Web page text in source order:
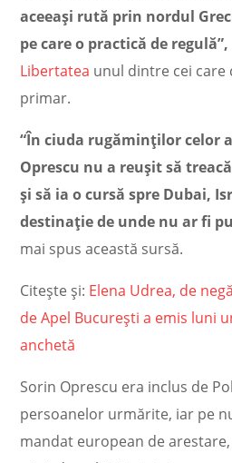
aceeași rută prin nordul
pe care o practică de regulă”,
Libertatea unul dintre cei care
primar.
“În ciuda rugăminților celor
Oprescu nu a reușit să
și să ia o cursă spre Dubai,
destinație de unde nu ar fi
mai spus această sursă.
Citește și: Elena Udrea, de
de Apel București a emis luni
anchetă
Sorin Oprescu era inclus de
persoanelor urmărite, iar pe
mandat european de